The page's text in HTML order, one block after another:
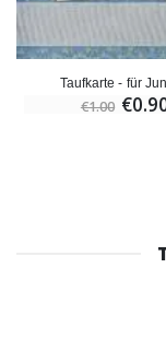
Taufkarte - für
€1.00